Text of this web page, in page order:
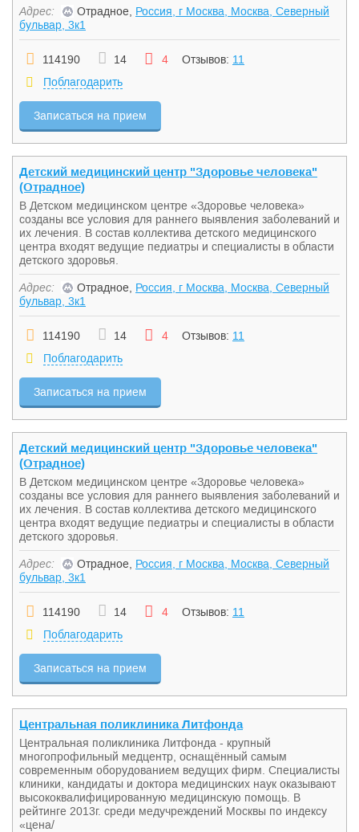
Адрес: Отрадное, Россия, г Москва, Москва, Северный
бульвар, 3к1
114190 14 4 Отзывов: 11
Поблагодарить
Записаться на прием
Детский медицинский центр "Здоровье человека"
(Отрадное)
В Детском медицинском центре «Здоровье человека»
созданы все условия для раннего выявления заболеваний и
их лечения. В состав коллектива детского медицинского
центра входят ведущие педиатры и специалисты в области
детского здоровья.
Адрес: Отрадное, Россия, г Москва, Москва, Северный
бульвар, 3к1
114190 14 4 Отзывов: 11
Поблагодарить
Записаться на прием
Детский медицинский центр "Здоровье человека"
(Отрадное)
В Детском медицинском центре «Здоровье человека»
созданы все условия для раннего выявления заболеваний и
их лечения. В состав коллектива детского медицинского
центра входят ведущие педиатры и специалисты в области
детского здоровья.
Адрес: Отрадное, Россия, г Москва, Москва, Северный
бульвар, 3к1
114190 14 4 Отзывов: 11
Поблагодарить
Записаться на прием
Центральная поликлиника Литфонда
Центральная поликлиника Литфонда - крупный
многопрофильный медцентр, оснащённый самым
современным оборудованием ведущих фирм. Специалисты
клиники, кандидаты и доктора медицинских наук оказывают
высококвалифицированную медицинскую помощь. В
рейтинге 2013г. среди медучреждений Москвы по индексу
«цена/